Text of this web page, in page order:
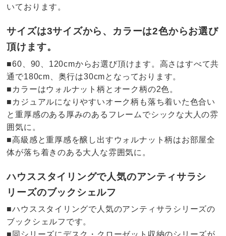
いております。
サイズは3サイズから、カラーは2色からお選び
頂けます。
■60、90、120cmからお選び頂けます。高さはすべて共
通で180cm、奥行は30cmとなっております。
■カラーはウォルナット柄とオーク柄の2色。
■カジュアルになりやすいオーク柄も落ち着いた色合い
と重厚感のある厚みのあるフレームでシックな大人の雰
囲気に。
■高級感と重厚感を醸し出すウォルナット柄はお部屋全
体が落ち着きのある大人な雰囲気に。
ハウススタイリングで人気のアンティサラシ
リーズのブックシェルフ
■ハウススタイリングで人気のアンティサラシリーズの
ブックシェルフです。